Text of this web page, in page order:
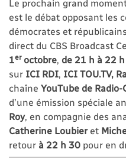
Le prochain grand
est le débat opposant les
démocrates et
direct du CBS Broadcast
1 er octobre de 21 h à 22
sur ICI RDI ICI TOU.TV,
chaîne YouTube de
d’une émission spéciale
Roy, en compagnie des
Catherine Loubier et
retour à 22 h 30 pour en